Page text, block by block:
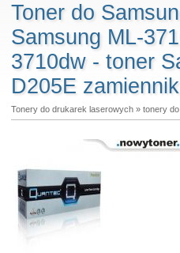
Toner do
Samsung ML-
3710dw - toner
D205E zamiennik
Tonery do drukarek laserowych» tonery